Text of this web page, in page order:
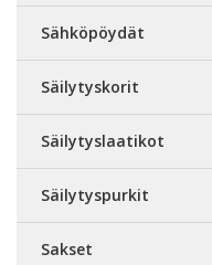
Sähköpöydät
Säilytyskorit
Säilytyslaatikot
Säilytyspurkit
Sakset